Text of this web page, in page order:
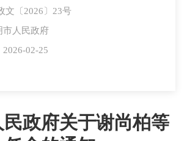
文〔2026〕23号
市人民政府
02-25
政府关于谢尚柏等